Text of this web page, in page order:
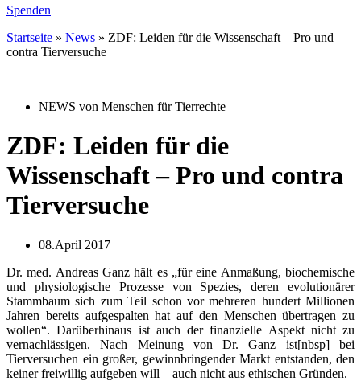
Spenden
Startseite » News » ZDF: Leiden für die Wissenschaft – Pro und
contra Tierversuche
NEWS von Menschen für Tierrechte
ZDF: Leiden für die
Wissenschaft – Pro und contra
Tierversuche
08.April 2017
Dr. med. Andreas Ganz hält es „für eine Anmaßung, biochemische
und physiologische Prozesse von Spezies, deren evolutionärer
Stammbaum sich zum Teil schon vor mehreren hundert Millionen
Jahren bereits aufgespalten hat auf den Menschen übertragen zu
wollen“. Darüberhinaus ist auch der finanzielle Aspekt nicht zu
vernachlässigen. Nach Meinung von Dr. Ganz ist[nbsp] bei
Tierversuchen ein großer, gewinnbringender Markt entstanden, den
keiner freiwillig aufgeben will – auch nicht aus ethischen Gründen.